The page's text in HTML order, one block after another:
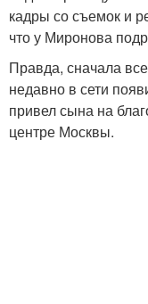
кадры со съемок и
что у Миронова
Правда, сначала
недавно в сети
привел сына на
центре Москвы.